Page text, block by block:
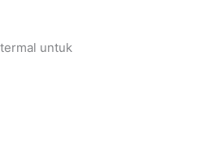
untuk